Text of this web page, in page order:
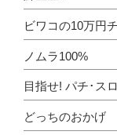
ビワコの10万円
ノムラ100%
目指せ! パチ･ス
どっちのおかげ